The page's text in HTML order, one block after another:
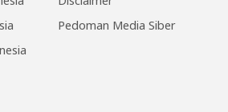
Pedoman Media Siber